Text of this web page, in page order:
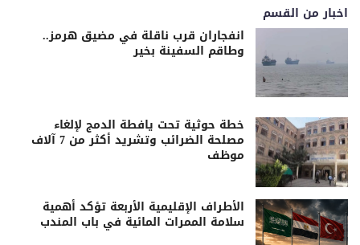
اخبار من القسم
انفجاران قرب ناقلة في مضيق هرمز..
وطاقم السفينة بخير
خطة حوثية تحت يافطة الدمج لإلغاء
مصلحة الضرائب وتشريد أكثر من 7 آلاف
موظف
الأطراف الإقليمية الأربعة تؤكد أهمية
سلامة الممرات المائية في باب المندب